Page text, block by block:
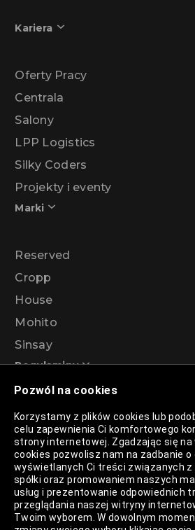
Pozwól na cookies
Korzystamy z plików cookies lub
celu zapewnienia Ci komfortowego
strony internetowej. Zgadzając się na
cookies pozwolisz nam na zadbanie
wyświetlanych Ci treści związanych z
spółki oraz promowaniem naszych
usług i prezentowanie odpowiednich
przeglądania naszej witryny
Twoim wyborem. W dowolnym
Kariera
Oferty Pracy
Centrala
Salony
LPP Logistics
Silky Coders
Projekty i eventy
Marki
Reserved
Cropp
House
Mohito
Sinsay
Regulaminy
Regulamin akcji promocyjnej
rabatowy 99%
Polityka Prywatności
Polityka Plików Cookies
Lista Plików Cookies